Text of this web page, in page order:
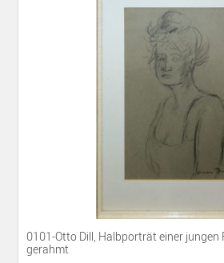
0101-Otto Dill, Halbporträt einer jungen
gerahmt